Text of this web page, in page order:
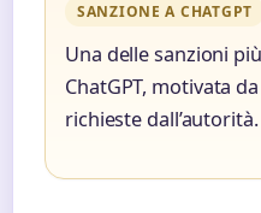
SANZIONE A CHATGPT
Una delle sanzioni
ChatGPT, motivata
richieste dall’autorità.